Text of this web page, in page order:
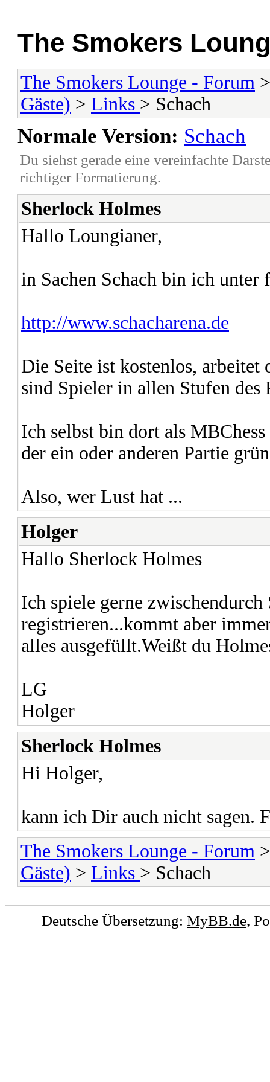
The Smokers
The Smokers Lounge - Forum
Gäste) > Links > Schach
Normale Version: Schach
Du siehst gerade eine vereinfachte
richtiger Formatierung.
Sherlock Holmes
Hallo Loungianer,
in Sachen Schach bin ich
http://www.schacharena.de
Die Seite ist kostenlos, arbeitet
sind Spieler in allen Stufen
Ich selbst bin dort als
der ein oder anderen Partie
Also, wer Lust hat ...
Holger
Hallo Sherlock Holmes
Ich spiele gerne
registrieren...kommt aber
alles ausgefüllt.Weißt du
LG
Holger
Sherlock Holmes
Hi Holger,
kann ich Dir auch nicht sagen.
The Smokers Lounge - Forum
Gäste) > Links > Schach
Deutsche Übersetzung: MyBB.de,